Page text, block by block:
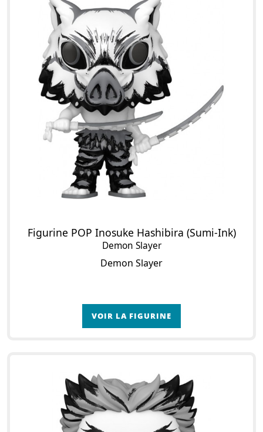
Figurine POP Inosuke Hashibira (Sumi-Ink)
Demon Slayer
Demon Slayer
VOIR LA FIGURINE